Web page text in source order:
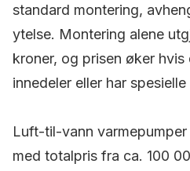
standard montering,
ytelse. Montering alene
kroner, og prisen øker
innedeler eller har
Luft-til-vann
med totalpris fra ca. 100